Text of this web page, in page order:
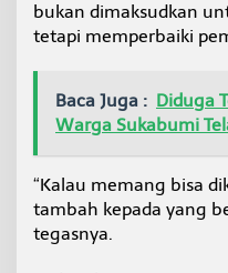
bukan dimaksudkan
tetapi memperbaiki
Baca Juga : Diduga
Warga Sukabumi
“Kalau memang bisa
tambah kepada yang
tegasnya.